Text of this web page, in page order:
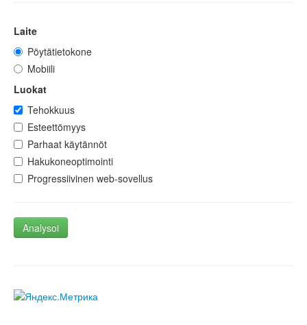
Laite
Pöytätietokone
Mobiili
Luokat
Tehokkuus
Esteettömyys
Parhaat käytännöt
Hakukoneoptimointi
Progressiivinen web-sovellus
Analysoi